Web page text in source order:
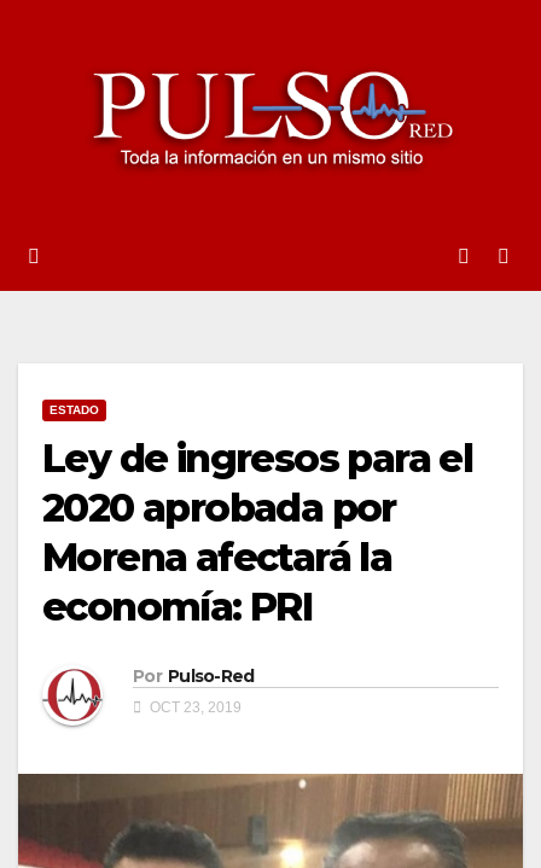
ESTADO
Ley de ingresos para el
2020 aprobada por
Morena afectará la
economía: PRI
Por Pulso-Red
OCT 23, 2019